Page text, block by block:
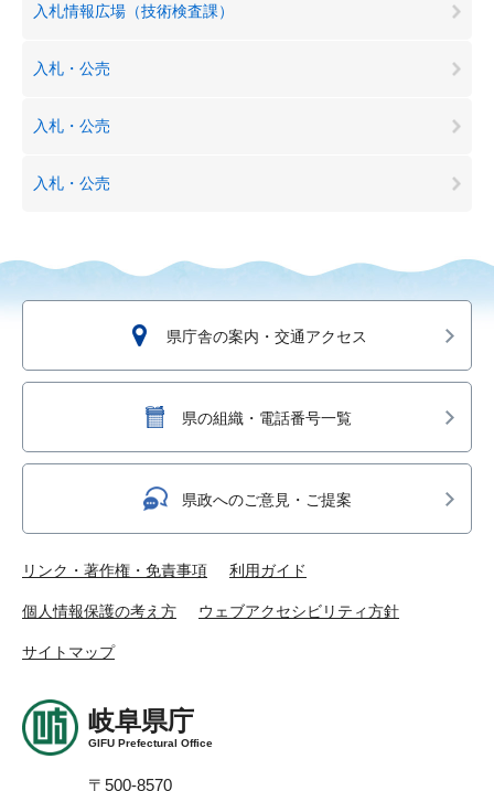
入札情報広場（技術検査課）
入札・公売
入札・公売
入札・公売
県庁舎の案内・交通アクセス
県の組織・電話番号一覧
県政へのご意見・ご提案
リンク・著作権・免責事項 利用ガイド
個人情報保護の考え方 ウェブアクセシビリティ方針
サイトマップ
岐阜県庁
GIFU Prefectural Office
〒500-8570